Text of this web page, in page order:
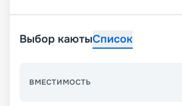
Выбор каютыСписок
ВМЕСТИМОСТЬ